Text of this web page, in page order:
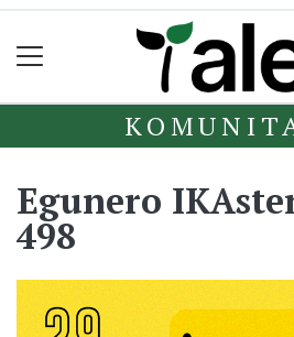
Egunero
498